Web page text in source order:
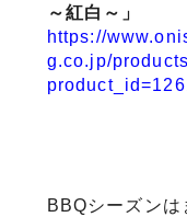
～紅白～」
https://
g.co.jp/
BBQシーズン